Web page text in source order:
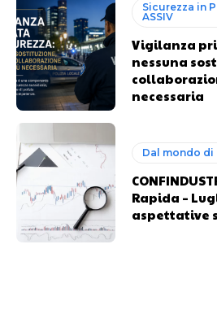
Sicurezza in
ASSIV
Vigilanza
nessuna
necessaria
Dal mondo
Rapida –
aspettative